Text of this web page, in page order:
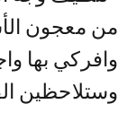
من معجون
وافركي بها
وستلاحظين